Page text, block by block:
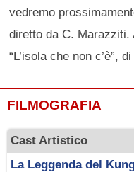
vedremo
diretto da C.
“L’isola che non c’è”,
FILMOGRAFIA
Cast Artistico
La Leggenda del